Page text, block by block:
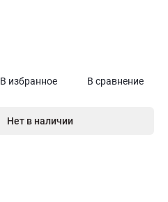
В избранное В сравнение
Нет в наличии